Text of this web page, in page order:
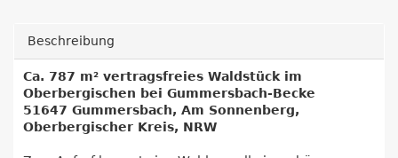
Beschreibung
Ca. 787 m² vertragsfreies Waldstück im
Oberbergischen bei Gummersbach-Becke
51647 Gummersbach, Am Sonnenberg,
Oberbergischer Kreis, NRW